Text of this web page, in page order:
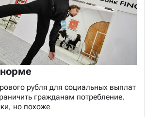
рубля для социальных выплат
гражданам потребление.
но похоже